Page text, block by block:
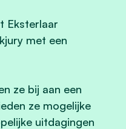
Eksterlaar
met een
ze bij aan een
ze mogelijke
uitdagingen